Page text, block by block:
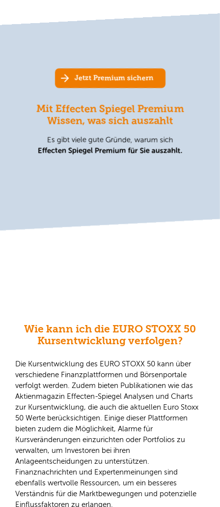
Jetzt Premium sichern
Mit Effecten Spiegel Premium
Wissen, was sich auszahlt
Es gibt viele gute Gründe, warum sich
Effecten Spiegel Premium für Sie auszahlt.
Wie kann ich die EURO STOXX 50
Kursentwicklung verfolgen?
Die Kursentwicklung des EURO STOXX 50 kann über
verschiedene Finanzplattformen und Börsenportale
verfolgt werden. Zudem bieten Publikationen wie das
Aktienmagazin Effecten-Spiegel Analysen und Charts
zur Kursentwicklung, die auch die aktuellen Euro Stoxx
50 Werte berücksichtigen. Einige dieser Plattformen
bieten zudem die Möglichkeit, Alarme für
Kursveränderungen einzurichten oder Portfolios zu
verwalten, um Investoren bei ihren
Anlageentscheidungen zu unterstützen.
Finanznachrichten und Expertenmeinungen sind
ebenfalls wertvolle Ressourcen, um ein besseres
Verständnis für die Marktbewegungen und potenzielle
Einflussfaktoren zu erlangen.